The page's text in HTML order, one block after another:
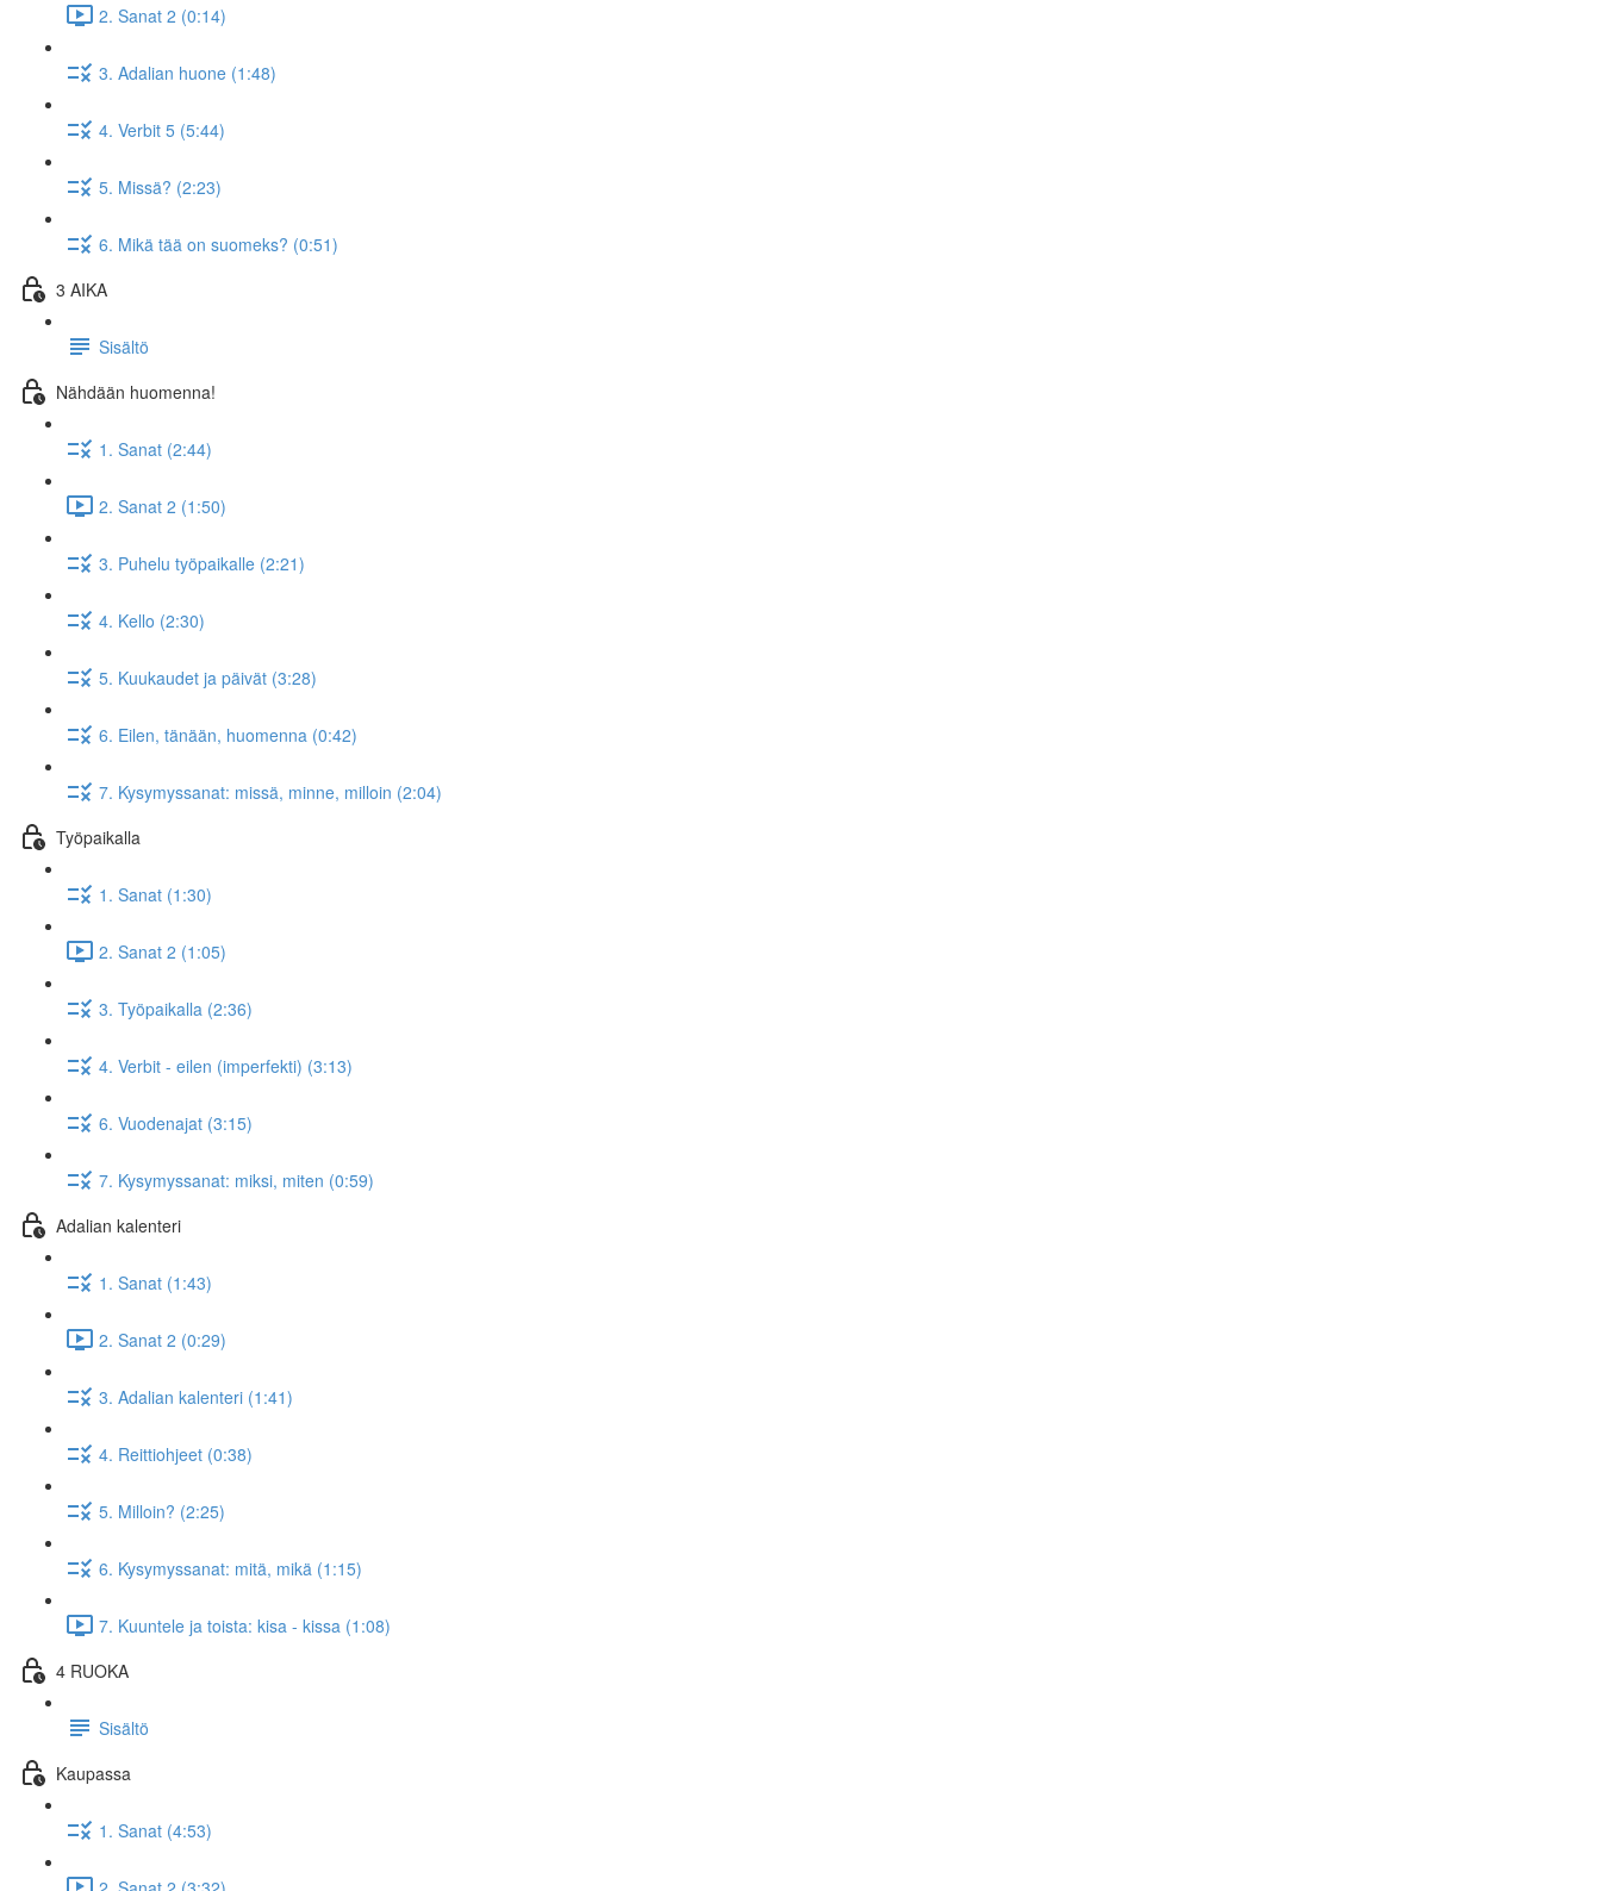
2. Sanat 2 (0:14)
3. Adalian huone (1:48)
4. Verbit 5 (5:44)
5. Missä? (2:23)
6. Mikä tää on suomeks? (0:51)
3 AIKA
Sisältö
Nähdään huomenna!
1. Sanat (2:44)
2. Sanat 2 (1:50)
3. Puhelu työpaikalle (2:21)
4. Kello (2:30)
5. Kuukaudet ja päivät (3:28)
6. Eilen, tänään, huomenna (0:42)
7. Kysymyssanat: missä, minne, milloin (2:04)
Työpaikalla
1. Sanat (1:30)
2. Sanat 2 (1:05)
3. Työpaikalla (2:36)
4. Verbit - eilen (imperfekti) (3:13)
6. Vuodenajat (3:15)
7. Kysymyssanat: miksi, miten (0:59)
Adalian kalenteri
1. Sanat (1:43)
2. Sanat 2 (0:29)
3. Adalian kalenteri (1:41)
4. Reittiohjeet (0:38)
5. Milloin? (2:25)
6. Kysymyssanat: mitä, mikä (1:15)
7. Kuuntele ja toista: kisa - kissa (1:08)
4 RUOKA
Sisältö
Kaupassa
1. Sanat (4:53)